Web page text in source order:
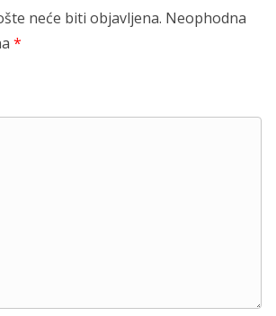
neće biti objavljena. Neophodna
*